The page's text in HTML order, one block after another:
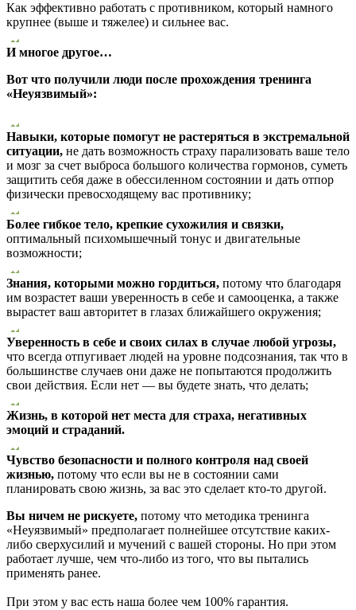
Как эффективно работать с противником, который намного
крупнее (выше и тяжелее) и сильнее вас.
И многое другое…
Вот что получили люди после прохождения тренинга
«Неуязвимый»:
Навыки, которые помогут не растеряться в экстремальной
ситуации, не дать возможность страху парализовать ваше тело
и мозг за счет выброса большого количества гормонов, суметь
защитить себя даже в обессиленном состоянии и дать отпор
физически превосходящему вас противнику;
Более гибкое тело, крепкие сухожилия и связки,
оптимальный психомышечный тонус и двигательные
возможности;
Знания, которыми можно гордиться, потому что благодаря
им возрастет ваши уверенность в себе и самооценка, а также
вырастет ваш авторитет в глазах ближайшего окружения;
Уверенность в себе и своих силах в случае любой угрозы,
что всегда отпугивает людей на уровне подсознания, так что в
большинстве случаев они даже не попытаются продолжить
свои действия. Если нет — вы будете знать, что делать;
Жизнь, в которой нет места для страха, негативных
эмоций и страданий.
Чувство безопасности и полного контроля над своей
жизнью, потому что если вы не в состоянии сами
планировать свою жизнь, за вас это сделает кто-то другой.
Вы ничем не рискуете, потому что методика тренинга
«Неуязвимый» предполагает полнейшее отсутствие каких-
либо сверхусилий и мучений с вашей стороны. Но при этом
работает лучше, чем что-либо из того, что вы пытались
применять ранее.
При этом у вас есть наша более чем 100% гарантия.